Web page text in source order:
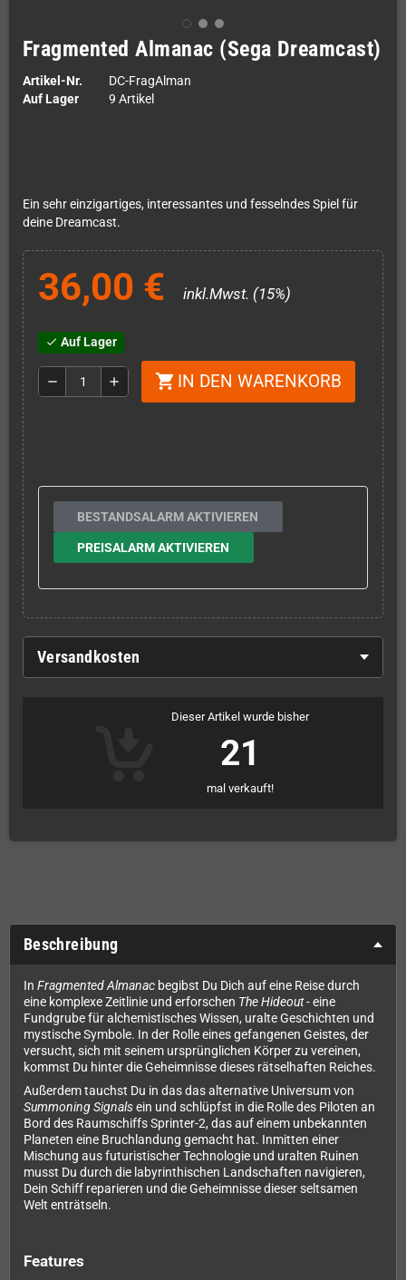
Fragmented Almanac (Sega Dreamcast)
Artikel-Nr.
DC-FragAlman
Auf Lager
9 Artikel
Ein sehr einzigartiges, interessantes und fesselndes Spiel für
deine Dreamcast.
36,00 € inkl.Mwst. (15%)
check Auf Lager
remove add shopping_cart IN DEN WARENKORB
BESTANDSALARM AKTIVIEREN
PREISALARM AKTIVIEREN
Versandkosten
Dieser Artikel wurde bisher
21
mal verkauft!
Beschreibung
In Fragmented Almanac begibst Du Dich auf eine Reise durch
eine komplexe Zeitlinie und erforschen The Hideout- eine
Fundgrube für alchemistisches Wissen, uralte Geschichten und
mystische Symbole. In der Rolle eines gefangenen Geistes, der
versucht, sich mit seinem ursprünglichen Körper zu vereinen,
kommst Du hinter die Geheimnisse dieses rätselhaften Reiches.
Außerdem tauchst Du in das das alternative Universum von
Summoning Signalsein und schlüpfst in die Rolle des Piloten an
Bord des Raumschiffs Sprinter-2, das auf einem unbekannten
Planeten eine Bruchlandung gemacht hat. Inmitten einer
Mischung aus futuristischer Technologie und uralten Ruinen
musst Du durch die labyrinthischen Landschaften navigieren,
Dein Schiff reparieren und die Geheimnisse dieser seltsamen
Welt enträtseln.
Features